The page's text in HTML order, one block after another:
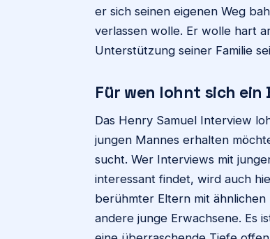
er sich seinen eigenen Weg
verlassen wolle. Er wolle hart
Unterstützung seiner Familie
Für wen lohnt sich ein
Das Henry Samuel Interview
jungen Mannes erhalten
sucht. Wer Interviews mit
interessant findet, wird auch
berühmter Eltern mit
andere junge Erwachsene. Es